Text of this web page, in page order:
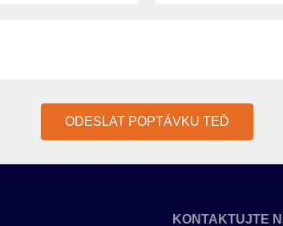
ODESLAT POPTÁVKU TEĎ
KONTAKTUJTE